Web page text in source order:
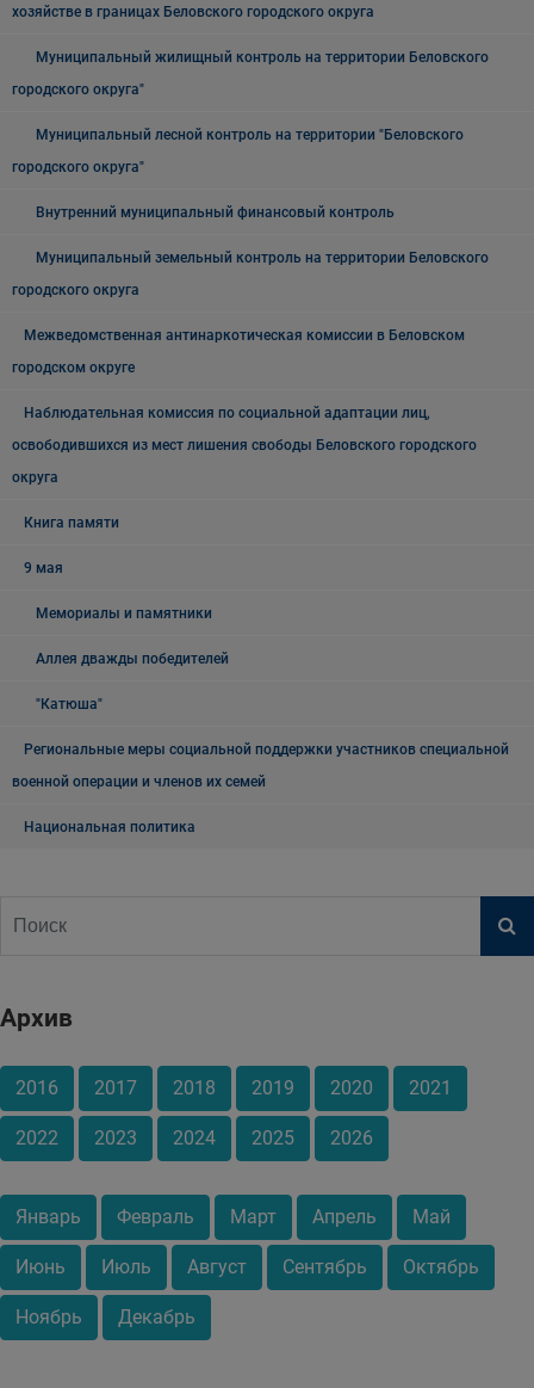
хозяйстве в границах Беловского городского округа
Муниципальный жилищный контроль на территории Беловского
городского округа"
Муниципальный лесной контроль на территории "Беловского
городского округа"
Внутренний муниципальный финансовый контроль
Муниципальный земельный контроль на территории Беловского
городского округа
Межведомственная антинаркотическая комиссии в Беловском
городском округе
Наблюдательная комиссия по социальной адаптации лиц,
освободившихся из мест лишения свободы Беловского городского
округа
Книга памяти
9 мая
Мемориалы и памятники
Аллея дважды победителей
"Катюша"
Региональные меры социальной поддержки участников специальной
военной операции и членов их семей
Национальная политика
Архив
2016 2017 2018 2019 2020 2021
2022 2023 2024 2025 2026
Январь Февраль Март Апрель Май
Июнь Июль Август Сентябрь Октябрь
Ноябрь Декабрь